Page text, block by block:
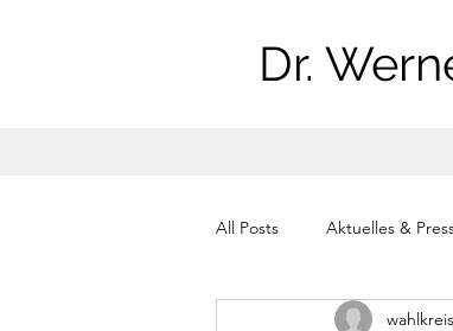
Dr.
All Posts Aktuelles &
wahlkreis